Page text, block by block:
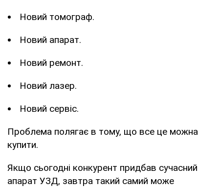
Новий томограф.
Новий апарат.
Новий ремонт.
Новий лазер.
Новий сервіс.
Проблема полягає в тому, що все це можна
купити.
Якщо сьогодні конкурент придбав сучасний
апарат УЗД, завтра такий самий може